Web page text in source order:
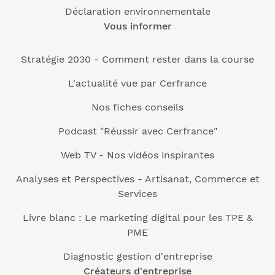
Déclaration environnementale
Vous informer
Stratégie 2030 - Comment rester dans la course
L'actualité vue par Cerfrance
Nos fiches conseils
Podcast "Réussir avec Cerfrance"
Web TV - Nos vidéos inspirantes
Analyses et Perspectives - Artisanat, Commerce et
Services
Livre blanc : Le marketing digital pour les TPE &
PME
Diagnostic gestion d'entreprise
Créateurs d'entreprise